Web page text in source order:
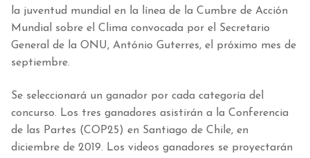
la juventud mundial en la línea de la Cumbre de Acción
Mundial sobre el Clima convocada por el Secretario
General de la ONU, António Guterres, el próximo mes de
septiembre.
Se seleccionará un ganador por cada categoría del
concurso. Los tres ganadores asistirán a la Conferencia
de las Partes (COP25) en Santiago de Chile, en
diciembre de 2019. Los videos ganadores se proyectarán